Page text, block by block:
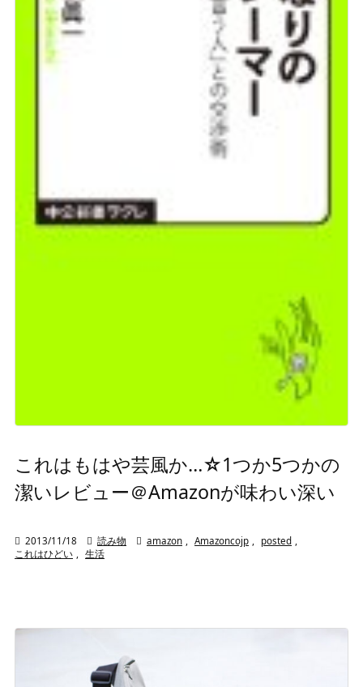
これはもはや芸風か…☆1つか5つかの
潔いレビュー＠Amazonが味わい深い
 2013/11/18  読み物  amazon Amazoncojp posted
これはひどい
生活